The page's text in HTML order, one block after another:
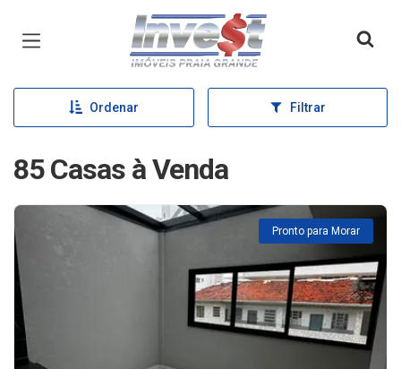
Página inicial
Ordenar Filtrar
85 Casas à Venda
Pronto para Morar